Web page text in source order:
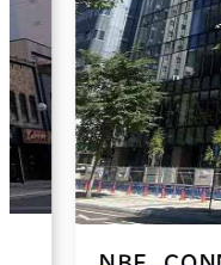
札幌４丁目